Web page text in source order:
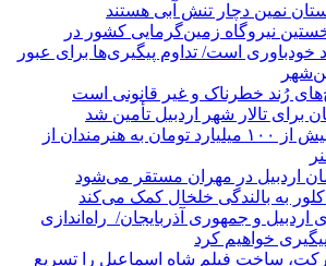
نیروگاه زمین‌گرمایی کشور در
است/ تداوم پیگیری‌ها برای عبور
رُند خطرناک و غیر قانونی است
پرداخت ماهانه بیش از ۱۰۰ میلیارد تومان به هنرمندان از
به بالندگی خلخال کمک می‌کند
و جمهوری آذربایجان/ راه‌اندازی
پیگیری خواهیم کرد
ساخت فیلم شاه‌ اسماعیل را تسریع